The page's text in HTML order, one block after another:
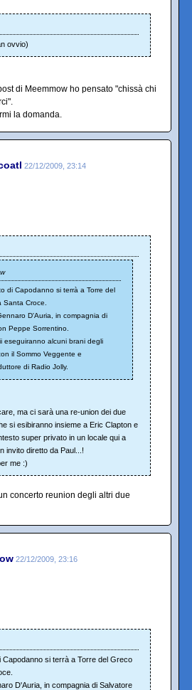
ovvio)
di Meemmow ho pensato "chissà chi
la domanda.
22/12/2009, 23:14
di Capodanno si terrà a Torre del
Santa Croce.
D'Auria, in compagnia di
Peppe Sorrentino.
eseguiranno alcuni brani degli
il Sommo Veggente e
di Radio Jolly.
ma ci sarà una re-union dei due
si esibiranno insieme a Eric Clapton e
super privato in un locale qui a
invito diretto da Paul...!
me :)
concerto reunion degli altri due
22/12/2009, 23:16
Capodanno si terrà a Torre del Greco
D'Auria, in compagnia di Salvatore